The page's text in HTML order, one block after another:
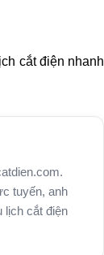
cắt điện nhanh
tuyến, anh
lịch cắt điện